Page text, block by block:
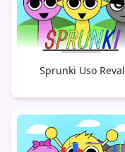
Sprunki Uso Reval